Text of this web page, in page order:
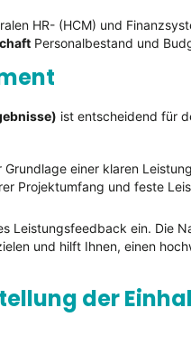
HR- (HCM) und
Personalbestand und
ist entscheidend für
einer klaren
Projektumfang und feste
Leistungsfeedback ein. Die
und hilft Ihnen, einen
der